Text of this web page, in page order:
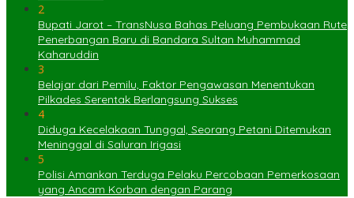
2
Bupati Jarot – TransNusa Bahas Peluang Pembukaan Rute
Penerbangan Baru di Bandara Sultan Muhammad
Kaharuddin
3
Belajar dari Pemilu, Faktor Pengawasan Menentukan
Pilkades Serentak Berlangsung Sukses
4
Diduga Kecelakaan Tunggal, Seorang Petani Ditemukan
Meninggal di Saluran Irigasi
5
Polisi Amankan Terduga Pelaku Percobaan Pemerkosaan
yang Ancam Korban dengan Parang